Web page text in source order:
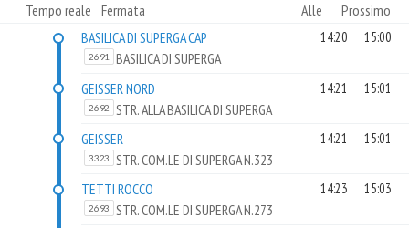
Tempo reale Fermata Alle
Prossimo
BASILICA DI SUPERGA CAP
2691 BASILICA DI SUPERGA
14:20 15:00
GEISSER NORD
2692
STR. ALLA BASILICA DI SUPERGA
FRONTE N.4
14:21 15:01
GEISSER
3323 STR. COM.LE DI SUPERGA N.323
14:21 15:01
TETTI ROCCO
2693 STR. COM.LE DI SUPERGA N.273
14:23 15:03